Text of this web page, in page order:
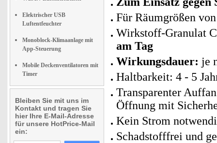
Elektrischer USB
Luftentfeuchter
Monoblock-Klimaanlage mit
App-Steuerung
Mobile Deckenventilatoren mit
Timer
Bleiben Sie mit uns im
Kontakt und tragen Sie
hier Ihre E-Mail-Adresse
für unsere HotPrice-Mail
ein:
Für Räumgrößen
Wirkstoff-Granulat
am Tag
Wirkungsdauer: je
Haltbarkeit: 4 - 5
Transparenter
Öffnung mit
Kein Strom
Schadstofffrei und